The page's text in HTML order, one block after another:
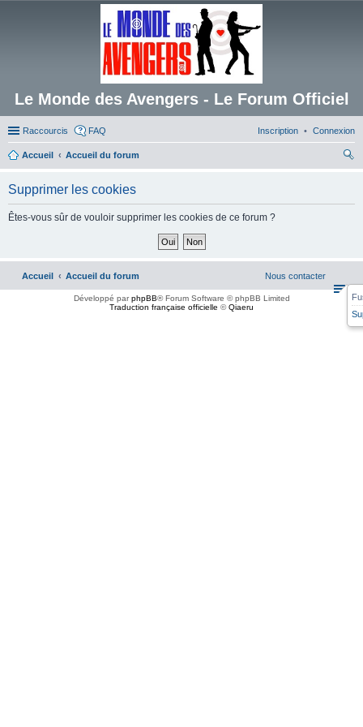
Le Monde des Avengers - Le Forum Officiel
Raccourcis FAQ Connexion
Inscription
Accueil
Accueil du forum
Supprimer les cookies
Êtes-vous sûr de vouloir supprimer les cookies de ce forum ?
Accueil Accueil du forum Nous contacter
Développé parphpBB® Forum Software © phpBB Limited
Traduction française officielle ©Qiaeru